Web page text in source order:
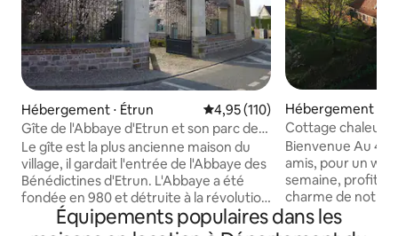
Hébergement ⋅ Étrun Évaluation moyenne sur la
4,95 (110)
Gîte de l'Abbaye d'Etrun et son parc de
verdure
Le gîte est la plus ancienne maison du
village, il gardait l'entrée de l'Abbaye des
Bénédictines d'Etrun. L'Abbaye a été
fondée en 980 et détruite à la révolution
en 1789. L'ensemble a été inscrits aux
Monuments Historiques. En 1815 Le
Hébergement ⋅
Cappel
Cottage
de Flandres
Bienvenue Au
amis, pour un
semaine, profitez
charme de notre
flamande. Au cœur des Monts de
Flandres, sur les
Équipements populaires dans les